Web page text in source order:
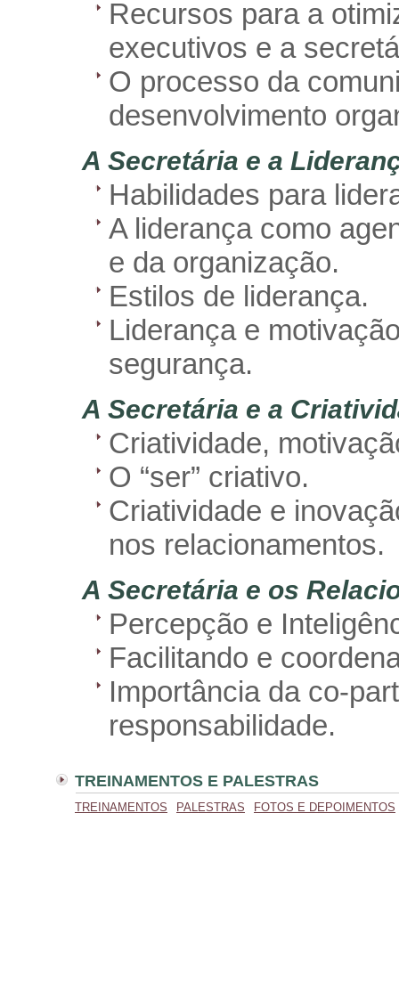
Recursos para a
executivos e a
O processo da
desenvolvimento
A Secretária e a
Habilidades para
A liderança como
e da organização.
Estilos de liderança.
Liderança e
segurança.
A Secretária e a
Criatividade,
O “ser” criativo.
Criatividade e
nos relacionamentos.
A Secretária e os
Percepção e
Facilitando e
Importância da co-
responsabilidade.
TREINAMENTOS E PALESTRAS
TREINAMENTOS PALESTRAS FOTOS E DEPOIMENTOS